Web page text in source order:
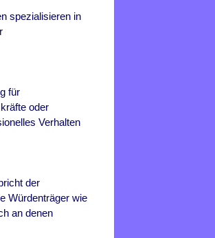
spezialisieren in
für
oder
Verhalten
der
Würdenträger wie
an denen